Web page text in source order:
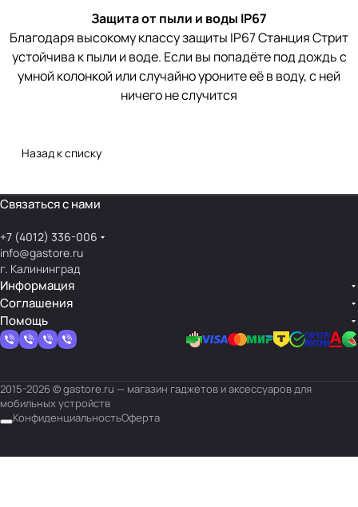
Защита от пыли и воды IP67
Благодаря высокому классу защиты IP67 Станция Стрит
устойчива к пыли и воде. Если вы попадёте под дождь с
умной колонкой или случайно уроните её в воду, с ней
ничего не случится
Назад к списку
Связаться с нами
+7 (4012) 336-006
info@gastore.ru
г. Калининград
Информация
Соглашения
Помощь
2015-2026 © gastore.ru — магазин гаджетов и аксессуаров для
мобильных устройств
КонфиденциальностьОферта